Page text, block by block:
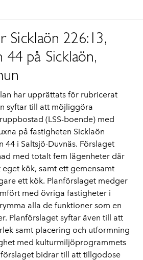
Sicklaön 226:13,
44 på Sicklaön,
har upprättats för rubricerat
syftar till att möjliggöra
(LSS-boende) med
på fastigheten Sicklaön
44 i Saltsjö-Duvnäs. Förslaget
med totalt fem lägenheter där
kök, samt ett gemensamt
ett kök. Planförslaget medger
med övriga fastigheter i
alla de funktioner som en
Planförslaget syftar även till att
samt placering och utformning
med kulturmiljöprogrammets
bidrar till att tillgodose